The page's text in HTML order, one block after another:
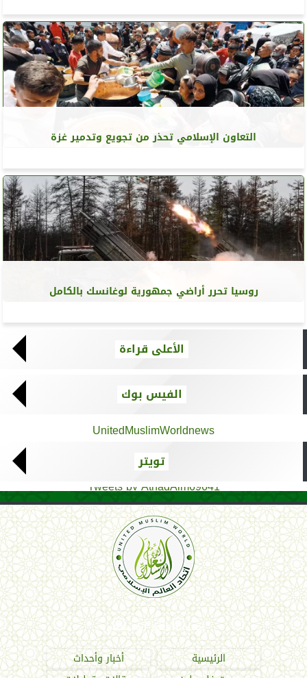
التعاون الإسلامي تحذر من تجويع وتدمير غزة
روسيا تحرر أراضي جمهورية لوغانسك بالكامل
الأعلى قراءة
الفيس بوك
UnitedMuslimWorldnews
تويتر
Tweets by AthadAlm69641
اتحاد العالم الإسلامي
الرئيسية
أخبار وأحداث